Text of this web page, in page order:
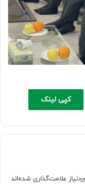
کپی لینک
علامت‌گذاری شده‌اند